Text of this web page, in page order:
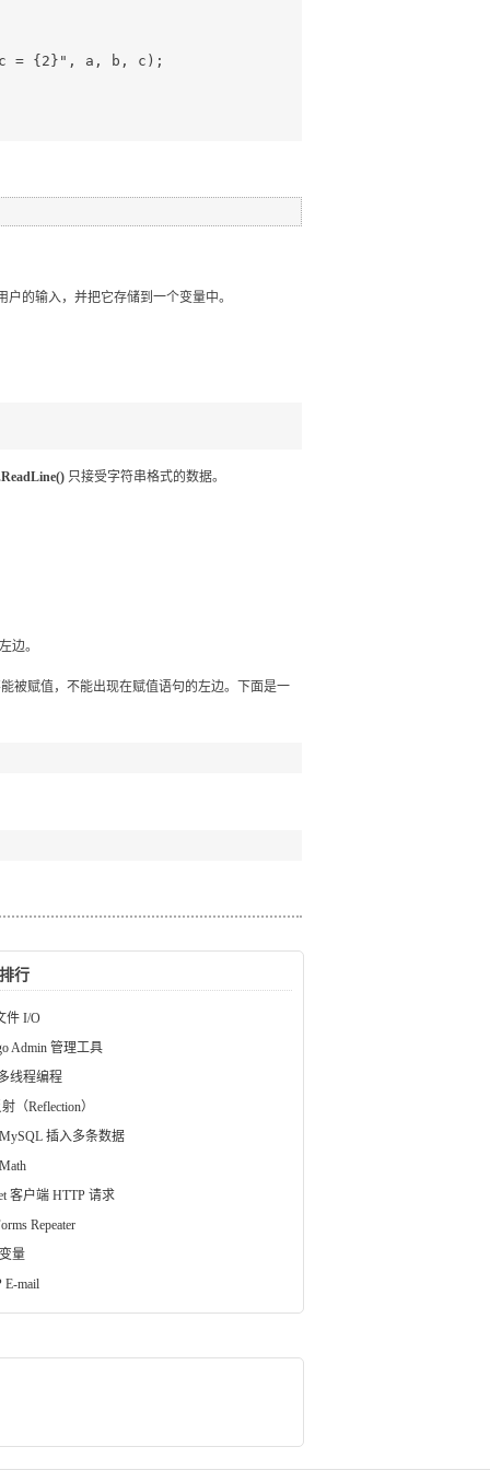
户的输入，并把它存储到一个变量中。
只接受字符串格式的数据。
边。
被赋值，不能出现在赋值语句的左边。下面是一
行
件 I/O
Admin 管理工具
线程编程
（Reflection）
插入多条数据
客户端 HTTP 请求
Repeater
量
E-mail